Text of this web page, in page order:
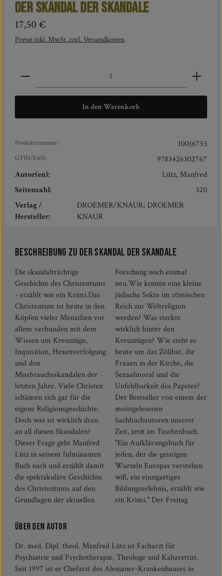
Der Skandal der Skandale
Regulärer Preis:
17,50 €
Preise inkl. MwSt. zzgl. Versandkosten
Produkt Anzahl: Gib den gewünschten Wert ein oder
In den Warenkorb
Produktnummer: 10016753
GTIN/EAN:
9783426302767
Autor(en):
Lütz, Manfred
Seitenzahl:
320
Verlag /
Hersteller:
DROEMER/KNAUR; DROEMER
KNAUR
Beschreibung zu Der Skandal der Skandale
Die skandalträchtige
Geschichte des Christentums
- erzählt wie ein Krimi.Das
Christentum ist heute in den
Köpfen vieler Menschen vor
allem verbunden mit dem
Wissen um Kreuzzüge,
Inquisition, Hexenverfolgung
und den
Missbrauchsskandalen der
letzten Jahre. Viele Christen
schämen sich gar für die
eigene Religionsgeschichte.
Doch was ist wirklich dran
an all diesen Skandalen?
Dieser Frage geht Manfred
Lütz in seinem fulminanten
Buch nach und erzählt damit
die spektakuläre Geschichte
des Christentums auf den
Grundlagen der aktuellen
Forschung noch einmal
neu.Wie konnte eine kleine
jüdische Sekte im römischen
Reich zur Weltreligion
werden? Was steckte
wirklich hinter den
Kreuzzügen? Wie steht es
heute um das Zölibat, die
Frauen in der Kirche, die
Sexualmoral und die
Unfehlbarkeit des Papstes?
Der Bestseller von einem der
meistgelesenen
Sachbuchautoren unserer
Zeit, jetzt im Taschenbuch.
"Ein Aufklärungsbuch für
jeden, der die geistigen
Wurzeln Europas verstehen
will, ein einzigartiges
Bildungserlebnis, erzählt wie
ein Krimi." Der Freitag
Über den Autor
Dr. med. Dipl. theol. Manfred Lütz ist Facharzt für
Psychiatrie und Psychotherapie, Theologe und Kabarettist.
Seit 1997 ist er Chefarzt des Alexianer-Krankenhauses in